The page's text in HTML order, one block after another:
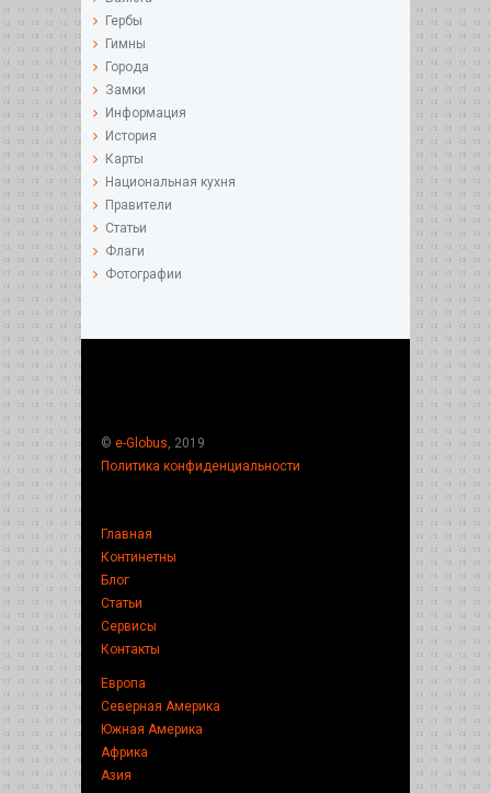
Гербы
Гимны
Города
Замки
Информация
История
Карты
Национальная кухня
Правители
Статьи
Флаги
Фотографии
© e-Globus, 2019
Политика конфиденциальности
Главная
Континетны
Блог
Статьи
Сервисы
Контакты
Европа
Северная Америка
Южная Америка
Африка
Азия